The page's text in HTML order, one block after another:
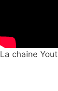
La chaine